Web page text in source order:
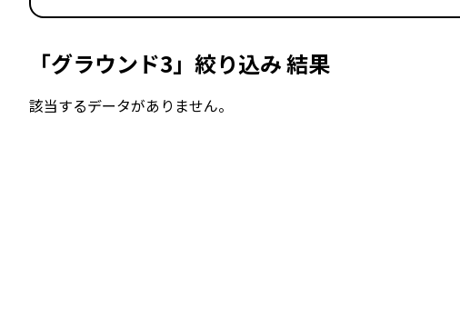
「グラウンド3」絞り込み 結果
該当するデータがありません。